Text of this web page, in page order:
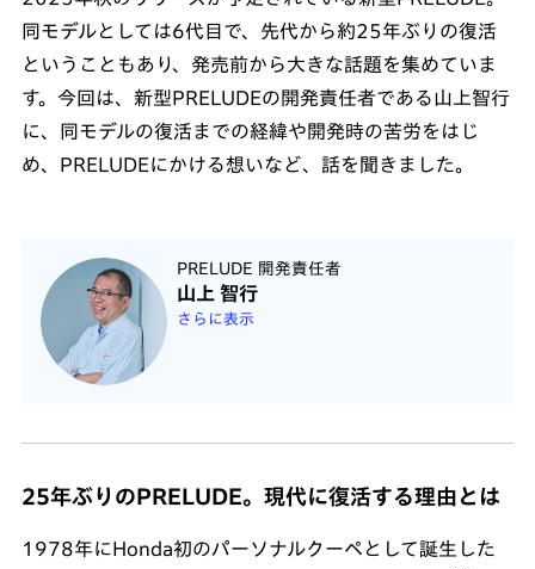
同モデルとしては6代目で、先代から約25年ぶりの復活
ということもあり、発売前から大きな話題を集めていま
す。今回は、新型PRELUDEの開発責任者である山上智行
に、同モデルの復活までの経緯や開発時の苦労をはじ
め、PRELUDEにかける想いなど、話を聞きました。
PRELUDE 開発責任者
山上 智行
さらに表示
25年ぶりのPRELUDE。現代に復活する理由とは
1978年にHonda初のパーソナルクーペとして誕生した